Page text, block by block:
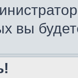
вы